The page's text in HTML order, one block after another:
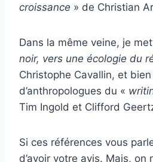
croissance » de Christian
Dans la même veine, je
noir, vers une écologie du
Christophe Cavallin, et
d’anthropologues du «
Tim Ingold et Clifford
Si ces références vous
d’avoir votre avis. Mais, on